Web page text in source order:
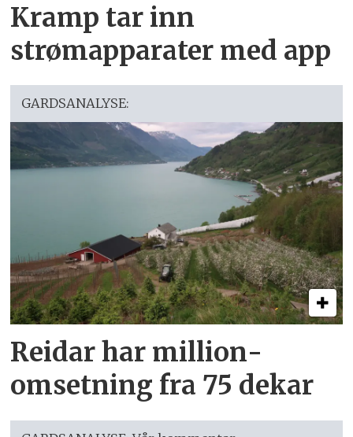
Kramp tar inn
strømapparater med app
GARDSANALYSE:
Reidar har million­
omsetning fra 75 dekar